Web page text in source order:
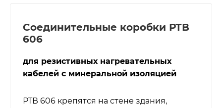
Соединительные коробки РТВ
606
для резистивных нагревательных
кабелей с минеральной изоляцией
РТВ 606 крепятся на стене здания,